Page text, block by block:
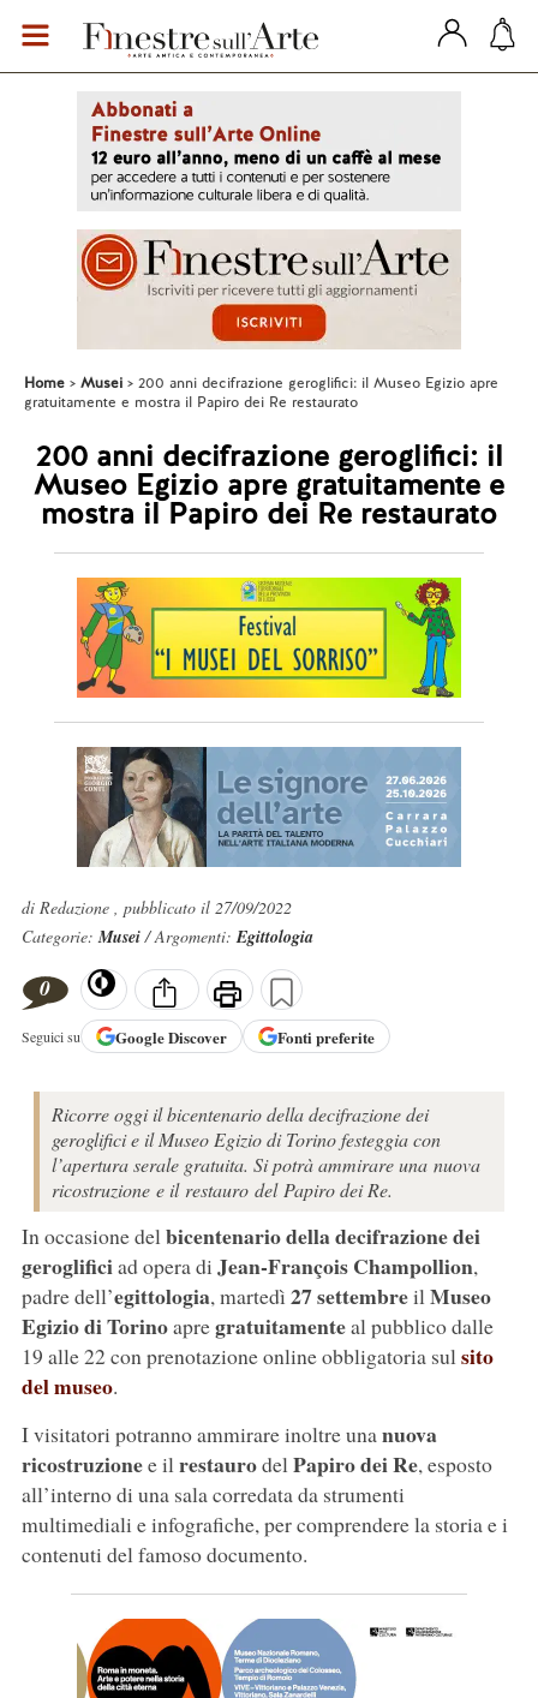
Home Musei
200 anni decifrazione geroglifici: il Museo Egizio apre
gratuitamente e mostra il Papiro dei Re restaurato
200 anni decifrazione geroglifici: il
Museo Egizio apre gratuitamente e
mostra il Papiro dei Re restaurato
di Redazione , pubblicato il 27/09/2022
Categorie:Musei/ Argomenti:Egittologia
0
Seguici su GoogleDiscover Fonti preferite
Ricorre oggi il bicentenario della decifrazione dei
geroglifici e il Museo Egizio di Torino festeggia con
l’apertura serale gratuita. Si potrà ammirare una nuova
ricostruzione e il restauro del Papiro dei Re.
In occasione delbicentenario della decifrazione dei
geroglificiad opera di Jean-François Champollion,
padre dell’egittologia, martedì 27 settembreilMuseo
Egizio di Torinoapregratuitamenteal pubblico dalle
19 alle 22 con prenotazione online obbligatoria sulsito
del museo.
I visitatori potranno ammirare inoltre unanuova
ricostruzionee ilrestaurodelPapiro dei Re, esposto
all’interno di una sala corredata da strumenti
multimediali e infografiche, per comprendere la storia e i
contenuti del famoso documento.